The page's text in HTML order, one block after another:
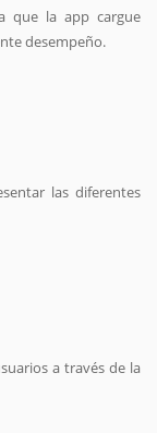
que la app cargue
desempeño.
las diferentes
a través de la